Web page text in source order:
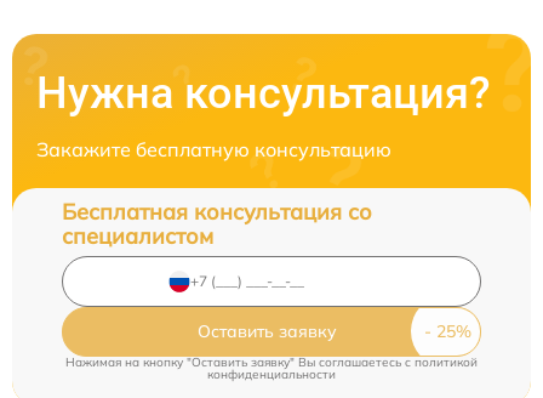
Нужна консультация?
Закажите бесплатную консультацию
Бесплатная консультация со
специалистом
Оставить заявку
Нажимая на кнопку "Оставить заявку" Вы соглашаетесь cполитикой
конфиденциальности